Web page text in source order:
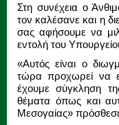
Στη συνέχεια ο
τον καλέσανε και η
σας αφήσουμε να
εντολή του
«Αυτός είναι ο
τώρα προχωρεί να
έχουμε σύγκληση
θέματα όπως και
Μεσογαίας»